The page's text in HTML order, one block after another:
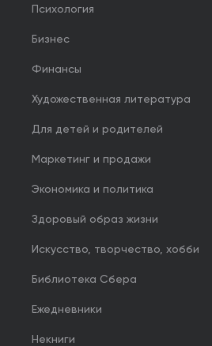
Психология
Бизнес
Финансы
Художественная литература
Для детей и родителей
Маркетинг и продажи
Экономика и политика
Здоровый образ жизни
Искусство, творчество, хобби
Библиотека Сбера
Ежедневники
Некниги